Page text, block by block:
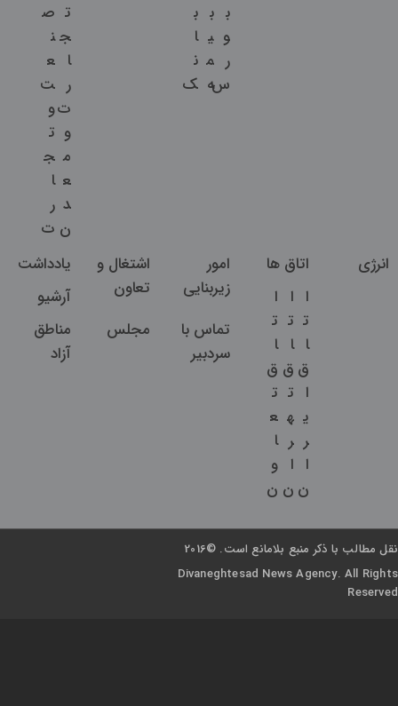
ب
و
ر
س
ب
ی
م
ه
ب
ا
ن
ک
ت
ج
ا
ر
ت
و
م
ع
د
ن
ص
ن
ع
ت
و
ت
ج
ا
ر
ت
انرژی
اتاق ها
ا
ت
ا
ق
ا
ی
ر
ا
ن
ا
ت
ا
ق
ت
ه
ر
ا
ن
ا
ت
ا
ق
ت
ع
ا
و
ن
امور
زیربنایی
اشتغال و
تعاون
یادداشت
آرشیو
تماس با
سردبیر
مجلس
مناطق
آزاد
نقل مطالب با ذکر منبع بلامانع است. ©2016
Divaneghtesad News Agency. All Rights
Reserved